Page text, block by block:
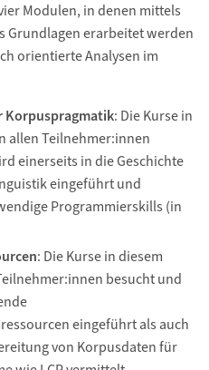
Modulen, in denen mittels
Grundlagen erarbeitet werden
orientierte Analysen im
Korpuspragmatik: Die Kurse in
allen Teilnehmer:innen
einerseits in die Geschichte
eingeführt und
Programmierskills (in
: Die Kurse in diesem
besucht und
eingeführt als auch
von Korpusdaten für